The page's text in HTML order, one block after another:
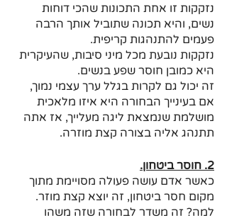
נזקקות זו אחת התכונות שהכי דוחות
נשים, והיא תכונה שתוביל אותך הרבה
פעמים להתנהגות קריפית.
נזקקות נובעת מכל מיני סיבות, שהעיקרית
היא כמובן חוסר שפע בנשים.
זה יכול גם לקרות בגלל ערך עצמי נמוך,
אם בעינייך הבחורה היא איזו מלאכית
מושלמת שנמצאת ליגה מעלייך, אז אתה
תתנהג אליה בצורה קצת מוזרה.
2. חוסר ביטחון.
כאשר אדם עושה פעולה מסויימת מתוך
מקום חסר ביטחון, זה יוצא קצת מוזר.
למה? זה משדר לבחורה שזה משהו